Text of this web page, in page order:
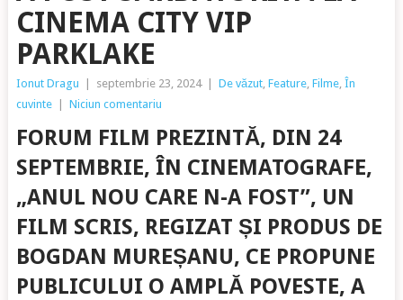
CINEMA CITY VIP
PARKLAKE
Ionut Dragu septembrie 23, 2024 De văzut, Feature, Filme, În
cuvinte
Niciun comentariu
FORUM FILM PREZINTĂ, DIN 24
SEPTEMBRIE, ÎN CINEMATOGRAFE,
„ANUL NOU CARE N-A FOST”, UN
FILM SCRIS, REGIZAT ȘI PRODUS DE
BOGDAN MUREȘANU, CE PROPUNE
PUBLICULUI O AMPLĂ POVESTE, A